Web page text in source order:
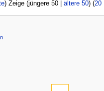
) Zeige (jüngere 50| ältere 50) (20|